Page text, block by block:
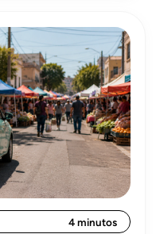
4 minutos